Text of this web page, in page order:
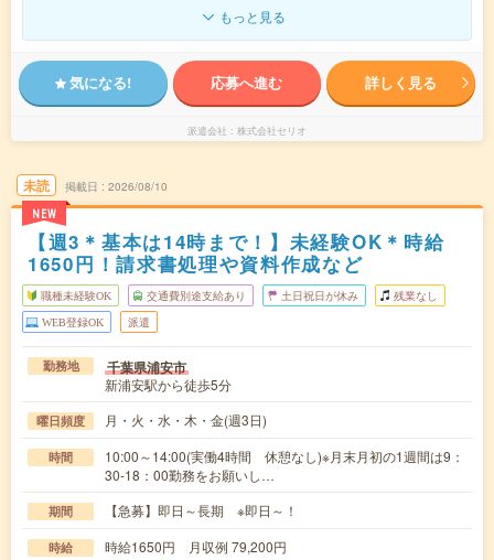
もっと見る
気になる! 応募へ進む 詳しく見る
派遣会社 株式会社セリオ
未読
NEW
掲載日 2026/08/10
【週3＊基本は14時まで！】未経験OK＊時給
1650円！請求書処理や資料作成など
職種未経験OK 交通費別途支給あり 土日祝日が休み 残業なし
WEB登録OK 派遣
勤務地 千葉県浦安市
新浦安駅から徒歩5分
曜日頻度 月・火・水・木・金(週3日)
時間
10:00～14:00(実働4時間 休憩なし)※月末月初の1週間は9：
30-18：00勤務をお願いし…
期間 【急募】即日～長期 ※即日～！
時給 時給1650円 月収例 79,200円